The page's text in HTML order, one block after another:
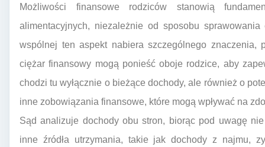
Możliwości finansowe rodziców stanowią
alimentacyjnych, niezależnie od sposobu
wspólnej ten aspekt nabiera szczególnego
ciężar finansowy mogą ponieść oboje rodzice, aby
chodzi tu wyłącznie o bieżące dochody, ale również o
inne zobowiązania finansowe, które mogą wpływać na
Sąd analizuje dochody obu stron, biorąc pod uwagę
inne źródła utrzymania, takie jak dochody z najmu,